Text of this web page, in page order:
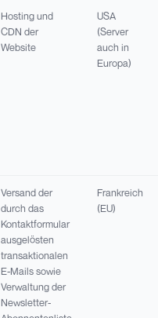
Hosting und
CDN der
Website
USA
(Server
auch in
Europa)
Versand der
durch das
Kontaktformular
ausgelösten
transaktionalen
E-Mails sowie
Verwaltung der
Newsletter-
Frankreich
(EU)